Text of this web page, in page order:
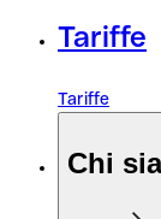
Tariffe
Tariffe
Chi